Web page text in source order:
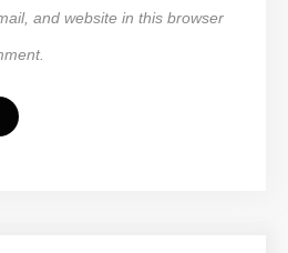
and website in this browser